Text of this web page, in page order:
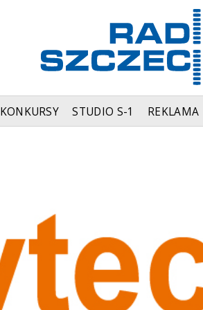
KONKURSY STUDIO S-1 REKLAMA